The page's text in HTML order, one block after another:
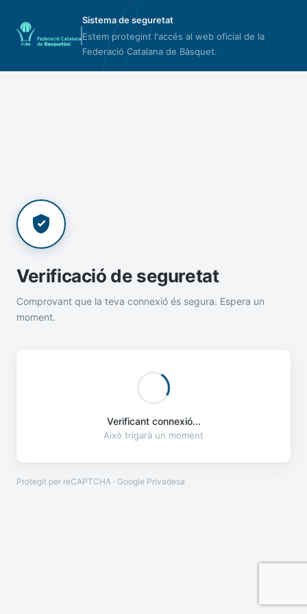
Sistema de seguretat
Estem protegint l'accés al web oficial de la
Federació Catalana de Bàsquet.
Verificació de seguretat
Comprovant que la teva connexió és segura. Espera un
moment.
Verificant connexió...
Això trigarà un moment
Protegit per reCAPTCHA · Google Privadesa